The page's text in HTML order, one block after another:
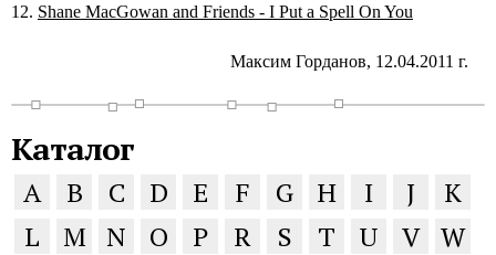
Shane MacGowan and Friends - I Put a Spell On You
Максим Горданов, 12.04.2011 г.
Каталог
A B C D E F G H I J
K
L
M N O P R S T U V W